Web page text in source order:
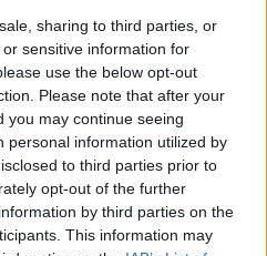
sharing to third parties, or
sensitive information for
use the below opt-out
Please note that after your
you may continue seeing
personal information utilized by
to third parties prior to
opt-out of the further
by third parties on the
This information may
infekcji? Mam strasznie
i takie otarci...
penisa mojego chłopaka